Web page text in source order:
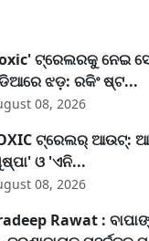
ଟ୍ରେଲରକୁ ନେଇ
ଝଡ଼: ରକିଂ ଷ୍ଟ...
08, 2026
ଟ୍ରେଲର୍ ଆଉଟ୍:
ଓ 'ଏନି...
08, 2026
Rawat :